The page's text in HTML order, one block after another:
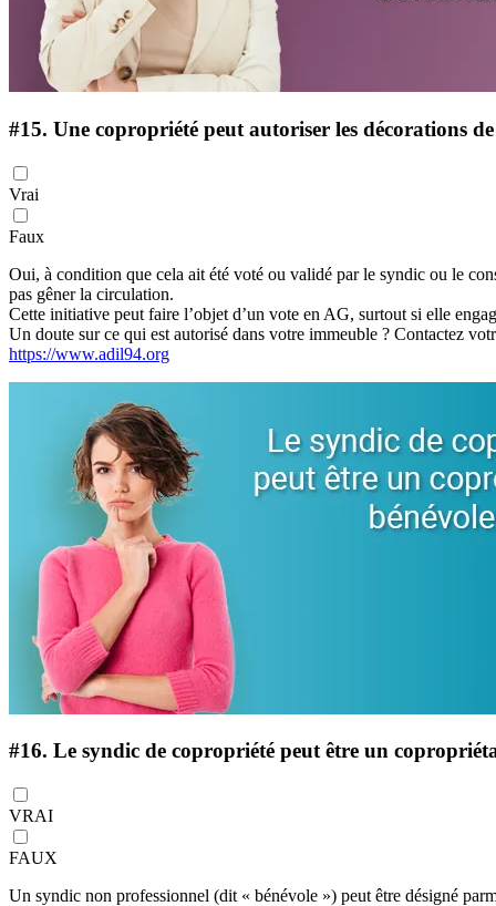
#15. Une copropriété peut autoriser les décorations
Vrai
Faux
Oui, à condition que cela ait été voté ou validé par le syndic ou le
pas gêner la circulation.
Cette initiative peut faire l’objet d’un vote en AG, surtout si elle
Un doute sur ce qui est autorisé dans votre immeuble ? Contactez
https://www.adil94.org
#16. Le syndic de copropriété peut être un
VRAI
FAUX
Un syndic non professionnel (dit « bénévole ») peut être désigné